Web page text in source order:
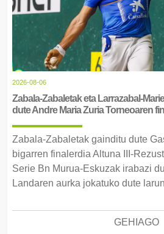
2026-08-06
Zabala-Zabaletak eta Larrazabal-
dute Andre Maria Zuria Torneoaren
Zabala-Zabaletak gainditu dute
bigarren finalerdia Altuna III-
Serie Bn Murua-Eskuzak irabazi
Landaren aurka jokatuko dute
GEHIAGO